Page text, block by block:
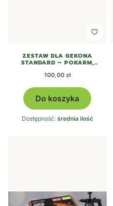
ZESTAW DLA GEKONA
STANDARD – POKARM,
Cena
100,00 zł
Do koszyka
Dostępność: średnia ilość